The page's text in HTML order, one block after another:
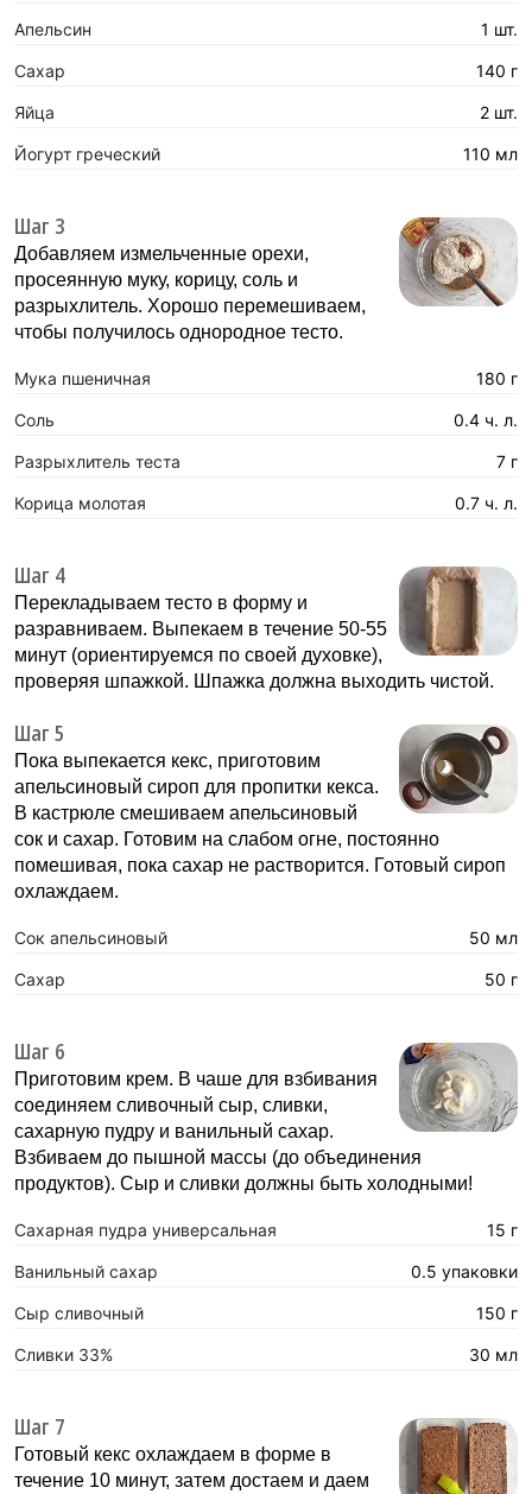
Апельсин 1 шт.
Сахар 140 г
Яйца 2 шт.
Йогурт греческий 110 мл
Шаг 3
Добавляем измельченные орехи,
просеянную муку, корицу, соль и
разрыхлитель. Хорошо перемешиваем,
чтобы получилось однородное тесто.
Мука пшеничная 180 г
Соль 0.4 ч. л.
Разрыхлитель теста 7 г
Корица молотая 0.7 ч. л.
Шаг 4
Перекладываем тесто в форму и
разравниваем. Выпекаем в течение 50-55
минут (ориентируемся по своей духовке),
проверяя шпажкой. Шпажка должна выходить чистой.
Шаг 5
Пока выпекается кекс, приготовим
апельсиновый сироп для пропитки кекса.
В кастрюле смешиваем апельсиновый
сок и сахар. Готовим на слабом огне, постоянно
помешивая, пока сахар не растворится. Готовый сироп
охлаждаем.
Сок апельсиновый 50 мл
Сахар 50 г
Шаг 6
Приготовим крем. В чаше для взбивания
соединяем сливочный сыр, сливки,
сахарную пудру и ванильный сахар.
Взбиваем до пышной массы (до объединения
продуктов). Сыр и сливки должны быть холодными!
Сахарная пудра универсальная 15 г
Ванильный сахар 0.5 упаковки
Сыр сливочный 150 г
Сливки 33% 30 мл
Шаг 7
Готовый кекс охлаждаем в форме в
течение 10 минут, затем достаем и даем